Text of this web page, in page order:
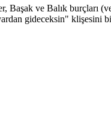
Başak ve Balık burçları
gideceksin" klişesini